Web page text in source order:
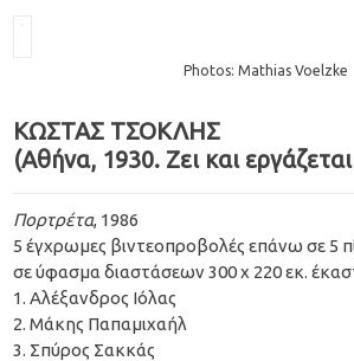
Photos: Mathias Voelzke
ΚΩΣΤΑΣ ΤΣΟΚΛΗΣ
(Αθήνα, 1930. Ζει και
Πορτρέτα, 1986
5 έγχρωμες βιντεοπροβολές επάνω σε 5
σε ύφασμα διαστάσεων 300 x 220 εκ.
1. Αλέξανδρος Ιόλας
2. Μάκης Παπαμιχαήλ
3. Σπύρος Σακκάς